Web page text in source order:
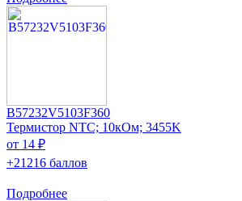
B57232V5103F360
Термистор NTC; 10кОм; 3455K
от 14 ₽
+21216 баллов
Подробнее